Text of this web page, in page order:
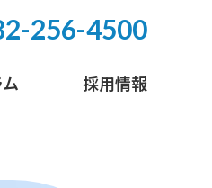
256-4500
採用情報